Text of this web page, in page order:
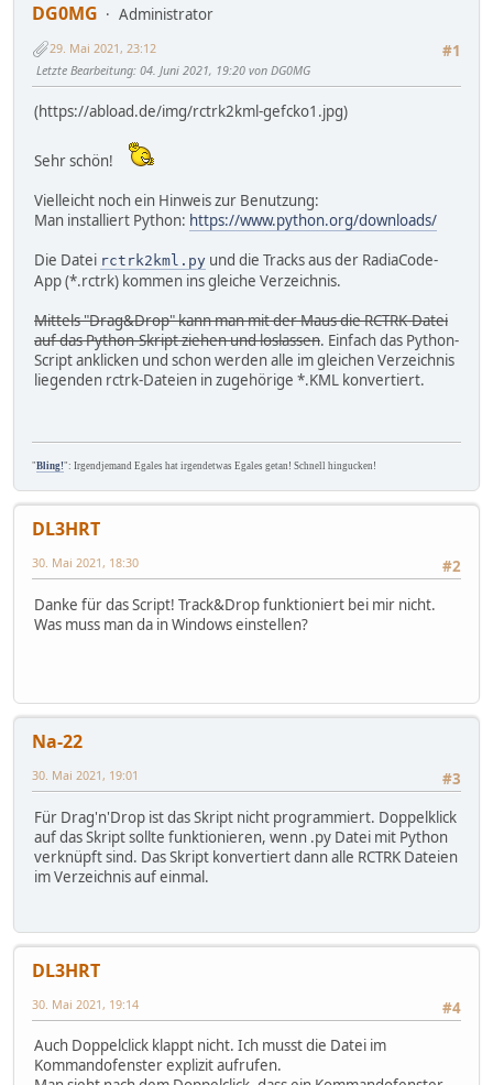
DG0MG
Administrator
#1
29. Mai 2021, 23:12
Letzte Bearbeitung: 04. Juni 2021, 19:20 von DG0MG
(https://abload.de/img/rctrk2kml-gefcko1.jpg)
Sehr schön!
Vielleicht noch ein Hinweis zur Benutzung:
Man installiert Python: https://www.python.org/downloads/
Die Datei rctrk2kml.py und die Tracks aus der RadiaCode-
App (*.rctrk) kommen ins gleiche Verzeichnis.
Mittels "Drag&Drop" kann man mit der Maus die RCTRK-Datei
auf das Python-Skript ziehen und loslassen. Einfach das Python-
Script anklicken und schon werden alle im gleichen Verzeichnis
liegenden rctrk-Dateien in zugehörige *.KML konvertiert.
"Bling!": Irgendjemand Egales hat irgendetwas Egales getan! Schnell hingucken!
DL3HRT
#2
30. Mai 2021, 18:30
Danke für das Script! Track&Drop funktioniert bei mir nicht.
Was muss man da in Windows einstellen?
Na-22
#3
30. Mai 2021, 19:01
Für Drag'n'Drop ist das Skript nicht programmiert. Doppelklick
auf das Skript sollte funktionieren, wenn .py Datei mit Python
verknüpft sind. Das Skript konvertiert dann alle RCTRK Dateien
im Verzeichnis auf einmal.
DL3HRT
#4
30. Mai 2021, 19:14
Auch Doppelclick klappt nicht. Ich musst die Datei im
Kommandofenster explizit aufrufen.